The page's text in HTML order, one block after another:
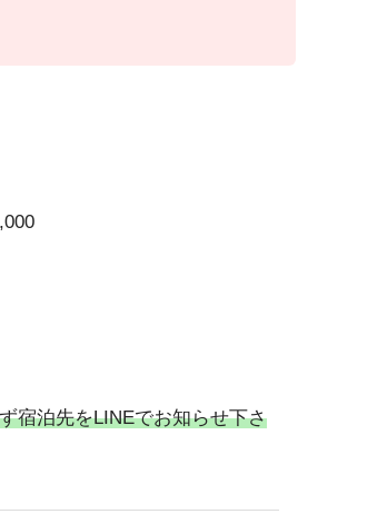
宿泊先をLINEでお知らせ下さ